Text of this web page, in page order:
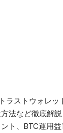
ラストウォレッ
法など徹底解説
ト、BTC運用